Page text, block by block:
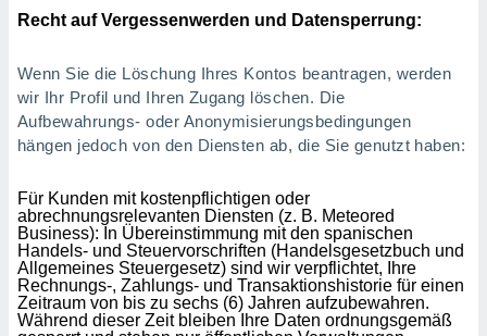
Recht auf Vergessenwerden und Datensperrung:
Wenn Sie die Löschung Ihres Kontos beantragen, werden
wir Ihr Profil und Ihren Zugang löschen. Die
Aufbewahrungs- oder Anonymisierungsbedingungen
hängen jedoch von den Diensten ab, die Sie genutzt haben:
Für Kunden mit kostenpflichtigen oder
abrechnungsrelevanten Diensten (z. B. Meteored
Business): In Übereinstimmung mit den spanischen
Handels- und Steuervorschriften (Handelsgesetzbuch und
Allgemeines Steuergesetz) sind wir verpflichtet, Ihre
Rechnungs-, Zahlungs- und Transaktionshistorie für einen
Zeitraum von bis zu sechs (6) Jahren aufzubewahren.
Während dieser Zeit bleiben Ihre Daten ordnungsgemäß